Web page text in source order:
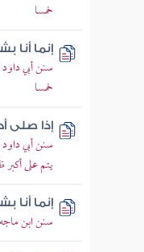
خمسا
إنما أنا
سنن أبي
خمسا
إذا صلى
سنن أبي
يتم على أكبر
إنما
سنن ابن